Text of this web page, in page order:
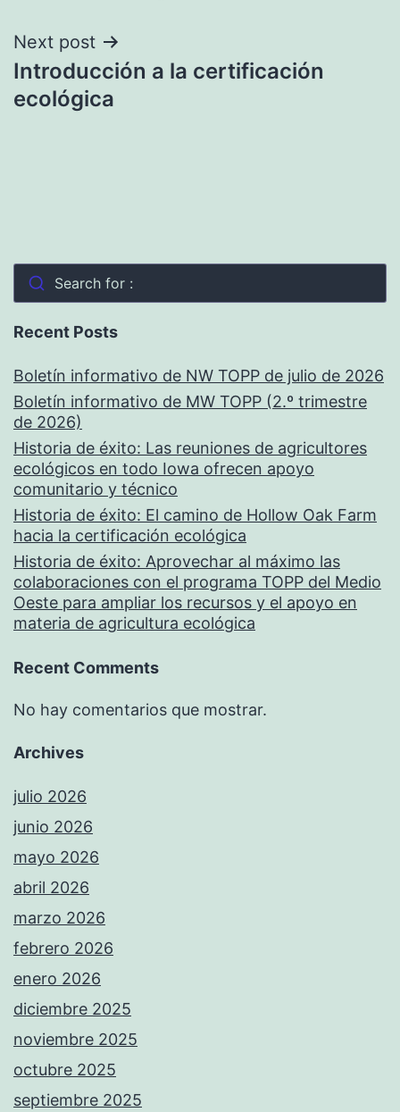
Next post
Introducción a la certificación
ecológica
Search for :
Recent Posts
Boletín informativo de NW TOPP de julio de 2026
Boletín informativo de MW TOPP (2.º trimestre
de 2026)
Historia de éxito: Las reuniones de agricultores
ecológicos en todo Iowa ofrecen apoyo
comunitario y técnico
Historia de éxito: El camino de Hollow Oak Farm
hacia la certificación ecológica
Historia de éxito: Aprovechar al máximo las
colaboraciones con el programa TOPP del Medio
Oeste para ampliar los recursos y el apoyo en
materia de agricultura ecológica
Recent Comments
No hay comentarios que mostrar.
Archives
julio 2026
junio 2026
mayo 2026
abril 2026
marzo 2026
febrero 2026
enero 2026
diciembre 2025
noviembre 2025
octubre 2025
septiembre 2025